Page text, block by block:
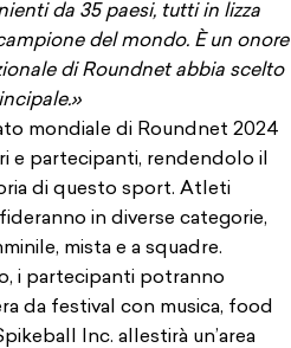
da 35 paesi, tutti in lizza
del mondo. È un onore
di Roundnet abbia scelto
mondiale di Roundnet 2024
e partecipanti, rendendolo il
di questo sport. Atleti
in diverse categorie,
mista e a squadre.
i partecipanti potranno
da festival con musica, food
Inc. allestirà un’area